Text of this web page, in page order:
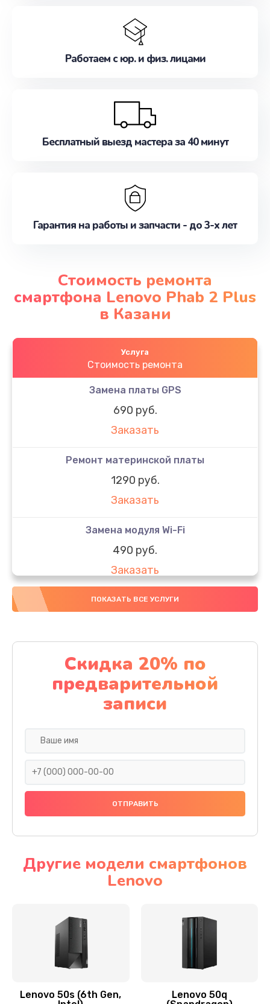
Работаем с юр. и физ. лицами
Бесплатный выезд мастера за 40 минут
Гарантия на работы и запчасти - до 3-х лет
Стоимость ремонта
смартфона Lenovo Phab 2 Plus
в Казани
Услуга
Стоимость ремонта
Замена платы GPS
690 руб.
Заказать
Ремонт материнской платы
1290 руб.
Заказать
Замена модуля Wi-Fi
490 руб.
Заказать
Замена микрофона
Заказать
Замена аккумулятора
1130 руб.
Заказать
Замена дисплея (экрана)
Замена тачскрина
Замена разъема питания
Замена мультиконтроллера
Заказать
ПОКАЗАТЬ ВСЕ УСЛУГИ
Скидка 20% по
предварительной
записи
Другие модели смартфонов
Lenovo
Lenovo 50s (6th Gen,
Lenovo 50q